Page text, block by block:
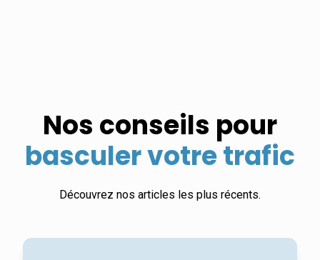
Nos conseils pour
basculer votre trafic
Découvrez nos articles les plus récents.